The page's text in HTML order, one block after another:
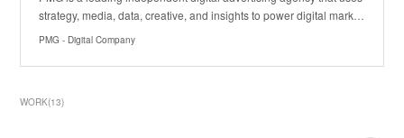
strategy, media, data, creative, and insights to power digital mark…
PMG - Digital Company
WORK(13)